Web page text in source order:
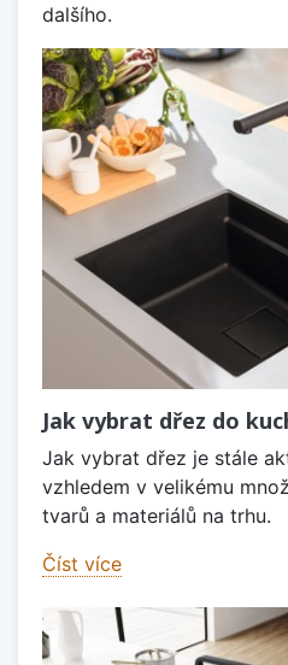
dalšího.
Jak vybrat dřez do
Jak vybrat dřez je stále
vzhledem v velikému
tvarů a materiálů na trhu.
Číst více